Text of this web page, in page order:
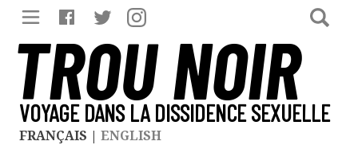
TROU NOIR
VOYAGE DANS LA DISSIDENCE SEXUELLE
FRANÇAIS | ENGLISH